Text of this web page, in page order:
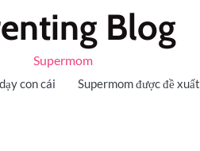
Blog
Supermom
con cái Supermom được đề xuất